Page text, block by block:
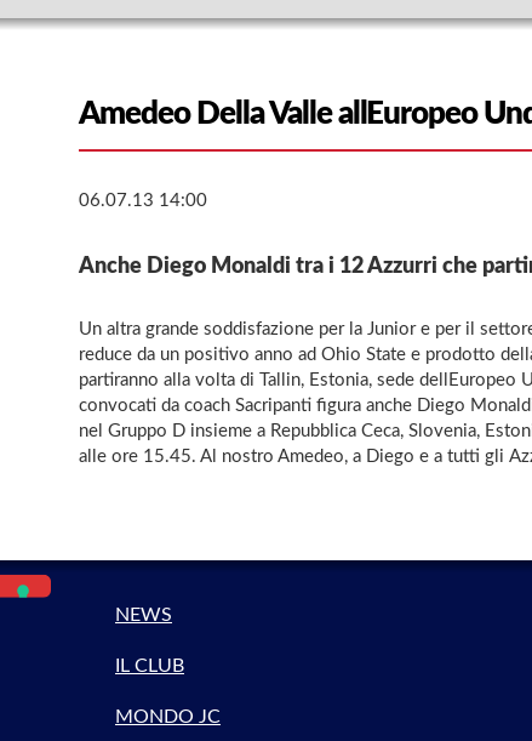
Amedeo Della Valle allEuropeo
06.07.13 14:00
Anche Diego Monaldi tra i 12 Azzurri che
Un altra grande soddisfazione per la Junior e per il
reduce da un positivo anno ad Ohio State e prodotto
partiranno alla volta di Tallin, Estonia, sede
convocati da coach Sacripanti figura anche Diego
nel Gruppo D insieme a Repubblica Ceca, Slovenia,
alle ore 15.45. Al nostro Amedeo, a Diego e a tutti gli
NEWS
IL CLUB
MONDO JC